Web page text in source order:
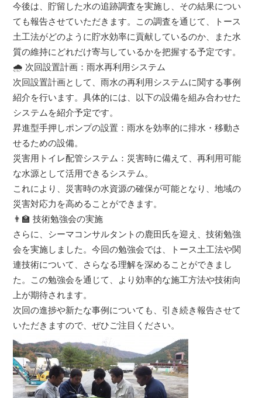
今後は、貯留した水の追跡調査を実施し、その結果につい
ても報告させていただきます。この調査を通じて、トース
土工法がどのように貯水効率に貢献しているのか、また水
質の維持にどれだけ寄与しているかを把握する予定です。
🌧️ 次回設置計画：雨水再利用システム
次回設置計画として、雨水の再利用システムに関する事例
紹介を行います。具体的には、以下の設備を組み合わせた
システムを紹介予定です。
昇進型手押しポンプの設置：雨水を効率的に排水・移動さ
せるための設備。
災害用トイレ配管システム：災害時に備えて、再利用可能
な水源として活用できるシステム。
これにより、災害時の水資源の確保が可能となり、地域の
災害対応力を高めることができます。
👨‍🏫 技術勉強会の実施
さらに、シーマコンサルタントの鹿田氏を迎え、技術勉強
会を実施しました。今回の勉強会では、トース土工法や関
連技術について、さらなる理解を深めることができまし
た。この勉強会を通じて、より効率的な施工方法や技術向
上が期待されます。
次回の進捗や新たな事例についても、引き続き報告させて
いただきますので、ぜひご注目ください。